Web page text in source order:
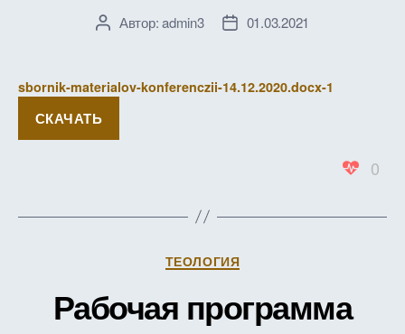
АвторАвтор:admin3
Дата01.03.2021
sbornik-materialov-konferenczii-14.12.2020.docx-1
СКАЧАТЬ
0
Рубрики
ТЕОЛОГИЯ
Рабочая программа